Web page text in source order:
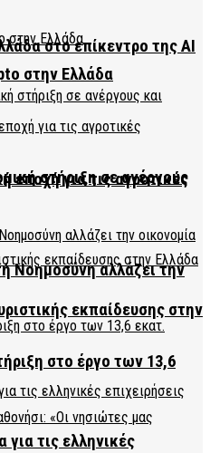
στο επίκεντρο της AI
στήριξη σε ανέργους
εκπαίδευσης στην
τις ελληνικές
στην Ελλάδα
εποχή για τις αγροτικές
Νοημοσύνη αλλάζει την
στο έργο των 13,6